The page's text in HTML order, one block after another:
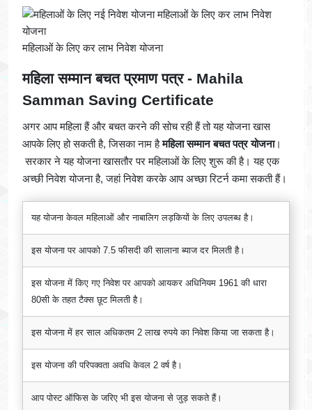
महिलाओं के लिए कर लाभ निवेश योजना
महिला सम्मान बचत प्रमाण पत्र- Mahila
Samman Saving Certificate
अगर आप महिला हैं और बचत करने की सोच रही हैं तो यह योजना खास
आपके लिए हो सकती है, जिसका नाम हैमहिला सम्मान बचत पत्र योजना।
सरकार ने यह योजना खासतौर पर महिलाओं के लिए शुरू की है। यह एक
अच्छी निवेश योजना है, जहां निवेश करके आप अच्छा रिटर्न कमा सकती हैं।
यह योजना केवल महिलाओं और नाबालिग लड़कियों के लिए उपलब्ध है।
इस योजना पर आपको 7.5 फीसदी की सालाना ब्याज दर मिलती है।
इस योजना में किए गए निवेश पर आपको आयकर अधिनियम 1961 की धारा
80सी के तहत टैक्स छूट मिलती है।
इस योजना में हर साल अधिकतम 2 लाख रुपये का निवेश किया जा सकता है।
इस योजना की परिपक्वता अवधि केवल 2 वर्ष है।
आप पोस्ट ऑफिस के जरिए भी इस योजना से जुड़ सकते हैं।